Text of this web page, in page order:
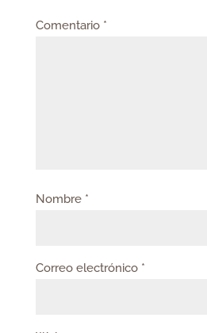
Comentario *
Nombre *
Correo electrónico *